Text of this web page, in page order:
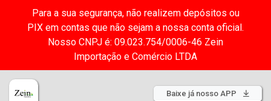
Para a sua segurança, não realizem depósitos ou
PIX em contas que não sejam a nossa conta oficial.
Nosso CNPJ é: 09.023.754/0006-46 Zein
Importação e Comércio LTDA
Baixe já nosso APP